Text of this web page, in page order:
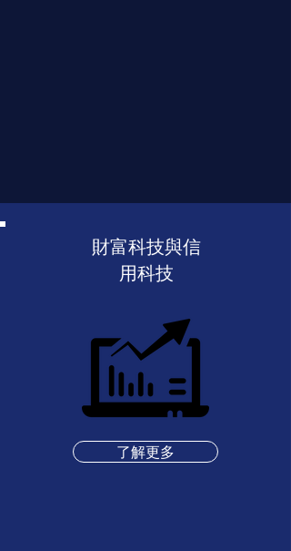
財富科技與信
用科技
了解更多